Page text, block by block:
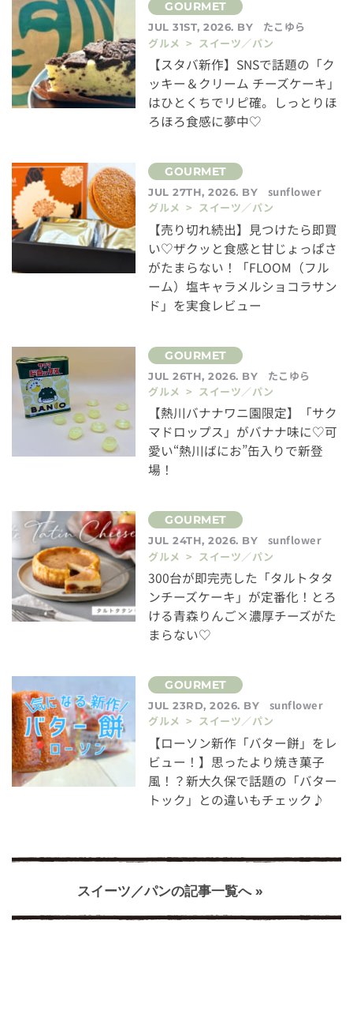
JUL 31ST, 2026. BY
たこゆら
グルメ > スイーツ／パン
【スタバ新作】SNSで話題の「ク
ッキー＆クリーム チーズケーキ」
はひとくちでリピ確。しっとりほ
ろほろ食感に夢中♡
JUL 27TH, 2026. BY
sunflower
グルメ > スイーツ／パン
【売り切れ続出】見つけたら即買
い♡ザクッと食感と甘じょっぱさ
がたまらない！「FLOOM（フル
ーム）塩キャラメルショコラサン
ド」を実食レビュー
JUL 26TH, 2026. BY
たこゆら
グルメ > スイーツ／パン
【熱川バナナワニ園限定】「サク
マドロップス」がバナナ味に♡可
愛い“熱川ばにお”缶入りで新登
場！
JUL 24TH, 2026. BY
sunflower
グルメ > スイーツ／パン
300台が即完売した「タルトタタ
ンチーズケーキ」が定番化！とろ
ける青森りんご×濃厚チーズがた
まらない♡
JUL 23RD, 2026. BY
sunflower
グルメ > スイーツ／パン
【ローソン新作「バター餅」をレ
ビュー！】思ったより焼き菓子
風！？新大久保で話題の「バター
トック」との違いもチェック♪
スイーツ／パンの記事一覧へ »